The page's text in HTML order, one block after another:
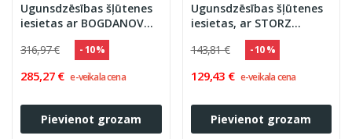
Ugunsdzēsības šļūtenes
iesietas ar BOGDANOV
savienojumiem, GH
Progress
316,97 € - 10 %
285,27 € e-veikala cena
Pievienot grozam
Ugunsdzēsības šļūtenes
iesietas, ar STORZ
savienojumiem, sarkanā
krāsā, BODline
143,81 € - 10 %
129,43 € e-veikala cena
Pievienot grozam